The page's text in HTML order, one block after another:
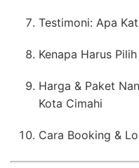
Testimoni: Apa
Kenapa Harus
Harga & Paket
Kota Cimahi
Cara Booking &